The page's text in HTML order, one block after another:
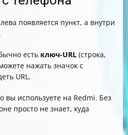
появляется пункт, а внутри
есть ключ-URL (строка,
нажать значок с
URL.
вы используете на Redmi. Без
просто не знает, куда